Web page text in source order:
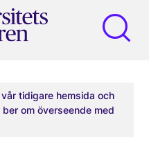
tidigare hemsida och
om överseende med